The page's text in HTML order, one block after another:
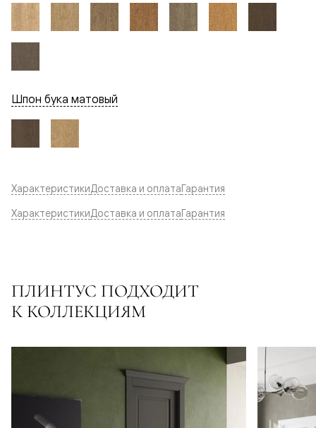
Шпон бука матовый
ХарактеристикиДоставка и оплатаГарантия
ХарактеристикиДоставка и оплатаГарантия
ПЛИНТУС ПОДХОДИТ
К КОЛЛЕКЦИЯМ